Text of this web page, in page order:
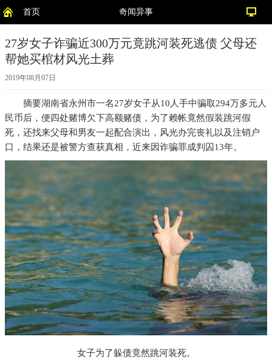
首页 奇闻异事
27岁女子诈骗近300万元竟跳河装死逃债 父母还
帮她买棺材风光土葬
2019年08月07日
摘要湖南省永州市一名27岁女子从10人手中骗取294万多元人
民币后，便四处赌博欠下高额赌债，为了赖帐竟然假装跳河假
死，还找来父母和男友一起配合演出，风光办完丧礼以及注销户
口，结果还是被警方查获真相，近来因诈骗罪成判囚13年。
女子为了躲债竟然跳河装死。